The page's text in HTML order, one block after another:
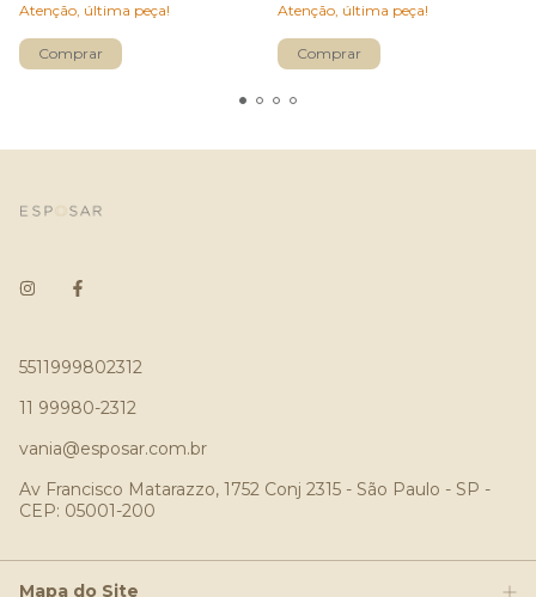
Atenção, última peça!
Atenção, última peça!
5511999802312
11 99980-2312
vania@esposar.com.br
Av Francisco Matarazzo, 1752 Conj 2315 - São Paulo - SP -
CEP: 05001-200
Mapa do Site